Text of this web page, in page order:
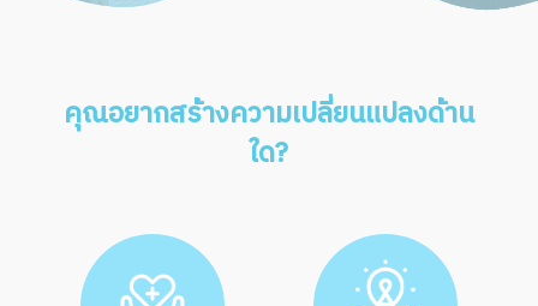
คุณอยากสร้างความเปลี่ยนแปลงด้าน
ใด?